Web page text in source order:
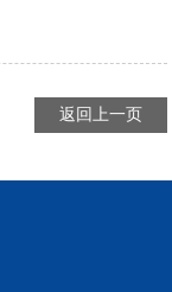
返回上一页